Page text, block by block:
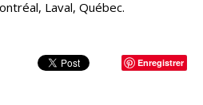
Laval, Québec.
Enregistrer